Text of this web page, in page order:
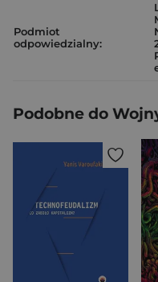
Podmiot
odpowiedzialny:
Podobne do